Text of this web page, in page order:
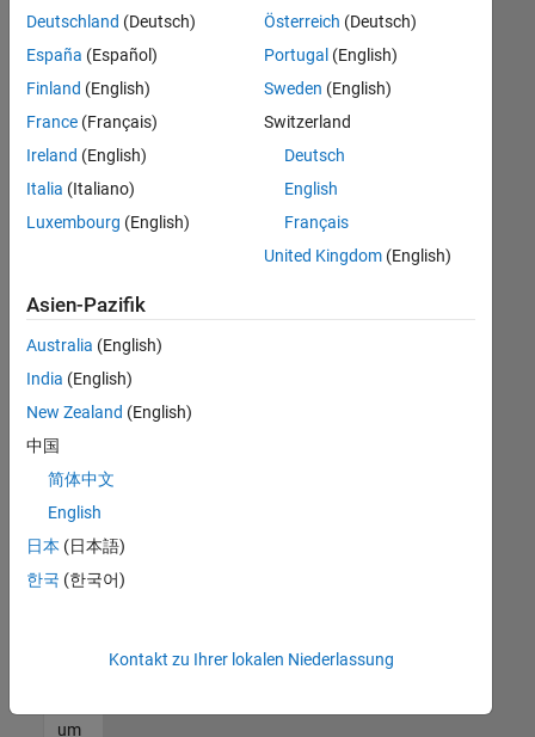
können
die
Suchkriterien
weiter
fassen
oder
alle
Stellenangebote
anzeigen .
noch
keine
offenen
Stellen
können,
die
Ihren
entsprechen,
werden
unseres
um
Deutschland (Deutsch)
España (Español)
Finland (English)
France (Français)
Ireland (English)
Italia (Italiano)
Luxembourg (English)
Österreich (Deutsch)
Portugal (English)
Sweden (English)
Switzerland
Deutsch
English
Français
United Kingdom(English)
Asien-Pazifik
Australia (English)
India (English)
New Zealand (English)
中国
简体中文
English
日本 (日本語)
한국 (한국어)
Kontakt zu Ihrer lokalen Niederlassung